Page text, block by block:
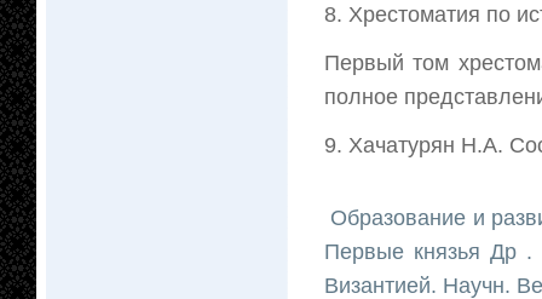
8. Хрестоматия по
Первый том
полное
9. Хачатурян Н.А.
Образование и
Первые князья Др .
Византией. Научн.